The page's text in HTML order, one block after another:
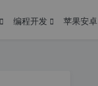
编程开发 苹果安卓